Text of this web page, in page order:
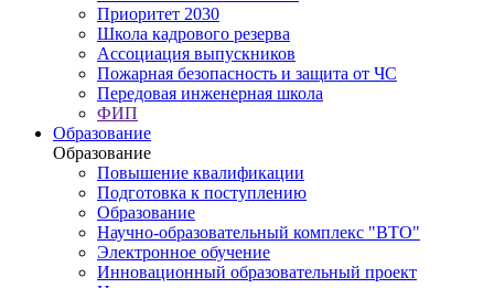
Приоритет 2030
Школа кадрового резерва
Ассоциация выпускников
Пожарная безопасность и защита от ЧС
Передовая инженерная школа
ФИП
Образование
Образование
Повышение квалификации
Подготовка к поступлению
Образование
Научно-образовательный комплекс "ВТО"
Электронное обучение
Инновационный образовательный проект